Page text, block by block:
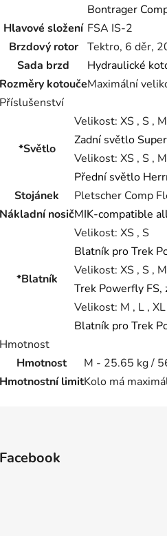
Bontrager
Hlavové složení FSA IS-2
Brzdový rotor
Tektro, 6 děr,
Sada brzd
Hydraulické
Rozměry kotoučeMaximální
Příslušenství
*Světlo
Velikost: XS , S ,
Zadní světlo
Velikost: XS , S ,
Přední světlo
Stojánek
Pletscher Comp
Nákladní nosičMIK-compatible
*Blatník
Velikost: XS , S
Blatník pro Trek
Velikost: XS , S ,
Trek Powerfly FS,
Velikost: M , L , XL
Blatník pro Trek
Hmotnost
Hmotnost
M - 25.65 kg /
Hmotnostní limitKolo má
Facebook